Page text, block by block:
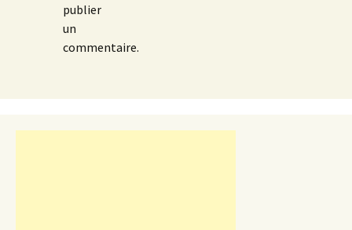
publier
un
commentaire.